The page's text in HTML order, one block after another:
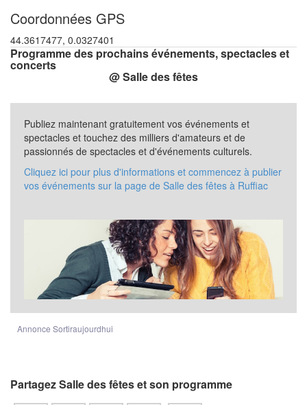
Coordonnées GPS
44.3617477, 0.0327401
Programme des prochains événements, spectacles et
concerts
@ Salle des fêtes
Publiez maintenant gratuitement vos événements et
spectacles et touchez des milliers d'amateurs et de
passionnés de spectacles et d'événements culturels.
Cliquez ici pour plus d'informations et commencez à publier
vos événements sur la page de Salle des fêtes à Ruffiac
Annonce Sortiraujourdhui
Partagez Salle des fêtes et son programme